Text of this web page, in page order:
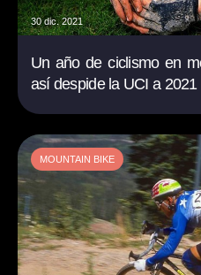
30 dic. 2021
Un año de ciclismo en
así despide la UCI a 2021
MOUNTAIN BIKE